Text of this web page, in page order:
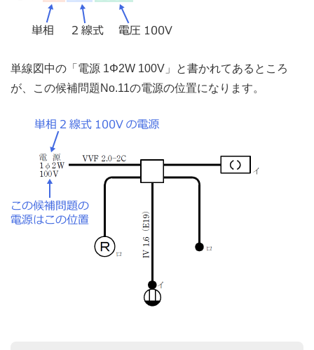
単線図中の「電源 1Φ2W 100V」と書かれてあるところ
が、この候補問題No.11の電源の位置になります。